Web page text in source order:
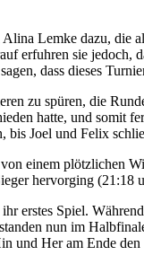
Lemke dazu,
sie jedoch,
dass dieses
zu spüren, die
hatte, und
Joel und Felix
einem plötzlichen
hervorging
erstes Spiel.
nun im
und Her am Ende